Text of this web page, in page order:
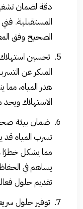
دقة لضمان
المستقبلية.
الصحيح وفق
تحسين استهلاك
المبكر عن
هدر المياه، مما
الاستهلاك ويحد
ضمان بيئة
تسرب المياه قد
مما يشكل
يساهم في
تقديم حلول
توفير حلول